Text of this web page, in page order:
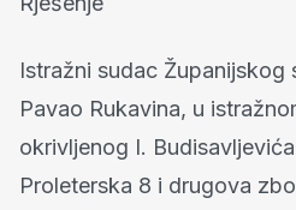
Istražni sudac Županijskog
Pavao Rukavina, u
okrivljenog I.
Proleterska 8 i drugova